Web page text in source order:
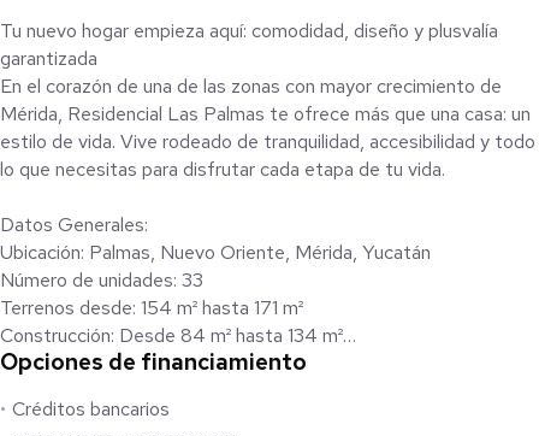
Tu nuevo hogar empieza aquí: comodidad, diseño y plusvalía
garantizada
En el corazón de una de las zonas con mayor crecimiento de
Mérida, Residencial Las Palmas te ofrece más que una casa: un
estilo de vida. Vive rodeado de tranquilidad, accesibilidad y todo
lo que necesitas para disfrutar cada etapa de tu vida.
Datos Generales:
Ubicación: Palmas, Nuevo Oriente, Mérida, Yucatán
Número de unidades: 33
Terrenos desde: 154 m² hasta 171 m²
Construcción: Desde 84 m² hasta 134 m²
Entrega: Inmediata
propio
Opciones de financiamiento
Créditos bancarios